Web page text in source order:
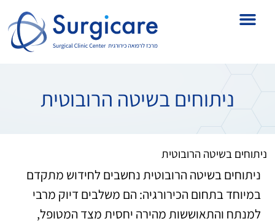
ניתוחים בשיטה הרובוטית
ניתוחים בשיטה הרובוטית
ניתוחים בשיטה הרובוטית נחשבים לחידוש מתקדם
במיוחד בתחום הכירורגיה: הם משלבים דיוק מרבי
למנתח והתאוששות מהירה יחסית מצד המטופל,